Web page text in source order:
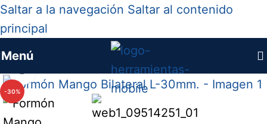
Saltar a la navegación Saltar al contenido
principal
Menú
-30%
Haga clic para ampliar